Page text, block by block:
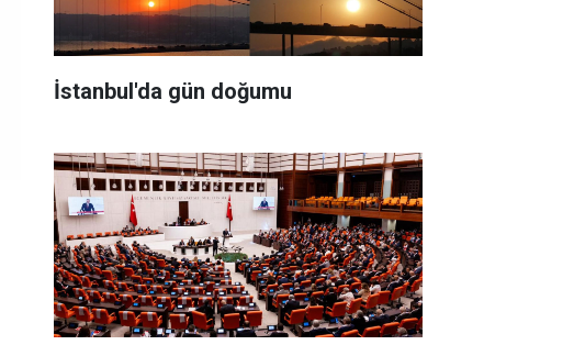
İstanbul'da gün doğumu